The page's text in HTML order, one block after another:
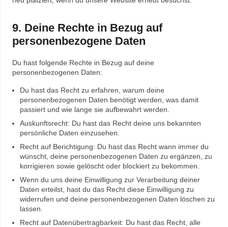
9. Deine Rechte in Bezug auf
personenbezogene Daten
Du hast folgende Rechte in Bezug auf deine
personenbezogenen Daten:
Du hast das Recht zu erfahren, warum deine
personenbezogenen Daten benötigt werden, was damit
passiert und wie lange sie aufbewahrt werden.
Auskunftsrecht: Du hast das Recht deine uns bekannten
persönliche Daten einzusehen.
Recht auf Berichtigung: Du hast das Recht wann immer du
wünscht, deine personenbezogenen Daten zu ergänzen, zu
korrigieren sowie gelöscht oder blockiert zu bekommen.
Wenn du uns deine Einwilligung zur Verarbeitung deiner
Daten erteilst, hast du das Recht diese Einwilligung zu
widerrufen und deine personenbezogenen Daten löschen zu
lassen.
Recht auf Datenübertragbarkeit: Du hast das Recht, alle